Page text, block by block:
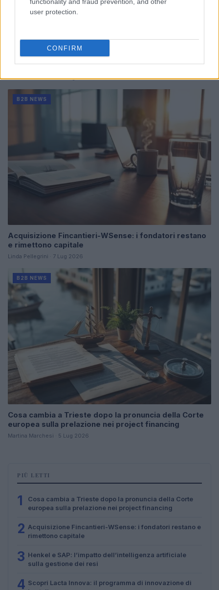
user protection.
CONFIRM
Ripensare le tecnologie umanitarie oltre i criteri dei
donatori
Martina Marchesi · 10 Lug 2026
B2B NEWS
Acquisizione Fincantieri-WSense: i fondatori restano
e rimettono capitale
Linda Pellegrini · 7 Lug 2026
B2B NEWS
Cosa cambia a Trieste dopo la pronuncia della Corte
europea sulla prelazione nei project financing
Martina Marchesi · 5 Lug 2026
PIÙ LETTI
1
Cosa cambia a Trieste dopo la pronuncia della Corte
europea sulla prelazione nei project financing
2 Acquisizione Fincantieri-WSense: i fondatori restano e
rimettono capitale
3 Henkel e SAP: l’impatto dell’intelligenza artificiale
sulla gestione dei resi
4 Scopri Lacta Innova: il programma di innovazione di